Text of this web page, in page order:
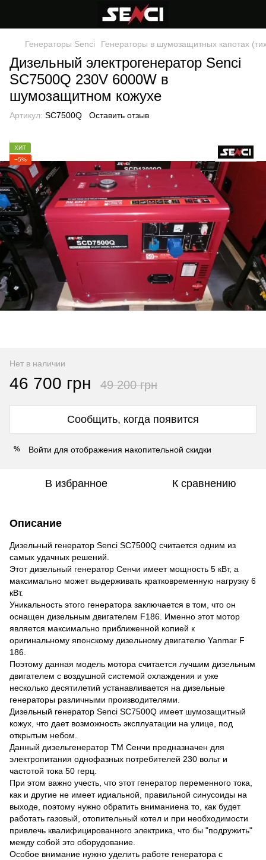
Генераторы Senci Генераторы в шумозащитных капотах
Дизельный электрогенератор Senci
SC7500Q 230V 6000W в
шумозащитном кожухе
Артикул: SC7500Q Оставить отзыв
ХИТ
−5%
Нет в наличии
46 700 грн 49 200 грн
Сообщить, когда появится
% Войти для отображения накопительной скидки
В избранное К сравнению
Описание
Дизельный генератор Senci SC7500Q считается одним из
самых удачных решений.
Этот дизельный генератор Сенчи имеет мощность 5 кВт, а
максимально может выдерживать кратковременную нагрузку 6
кВт.
Уникальность этого генератора заключается в том, что он
оснащен дизельным двигателем F186. Именно этот мотор
является максимально приближенной копией к
оригинальному японскому дизельному двигателю Yanmar F
186.
Поэтому данная модель мотора считается лучшим дизельным
двигателем с воздушной системой охлаждения и уже
несколько десятилетий устанавливается на дизельные
генераторы различными производителями.
Дизельный генератор Senci SC7500Q имеет шумозащитный
кожух, что дает возможность эксплуатации на улице, под
открытым небом.
Данный дизельгенератор ТМ Сенчи предназначен для
электропитания однофазных потребителей 230 вольт и
частотой тока 50 герц.
При этом важно учесть, что этот генератор переменного тока,
как и другие не имеет идиальной, правильной синусоиды на
выходе, поэтому нужно обратить вниманиена то, как будет
работать газовый, отопительный котел и при необходимости
привлечь квалифицированного электрика, что бы "подружить"
между собой это оборудование.
Особое внимание нужно уделить работе генератора с